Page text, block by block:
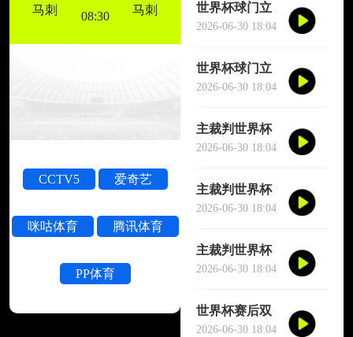
马刺
08:30
马刺
CCTV5 爱奇艺
咪咕体育 腾讯体育
PP体育
世界杯球门立
柱三次救险
2026-06-30 18:04
世界杯球门立
柱三次救险
2026-06-30 18:04
主裁判世界杯
被撞晕短暂失
2026-06-30 18:04
主裁判世界杯
被撞晕短暂失
2026-06-30 18:04
主裁判世界杯
被撞晕短暂失
2026-06-30 18:04
世界杯赛后双
方球员大规模
2026-06-30 18:04